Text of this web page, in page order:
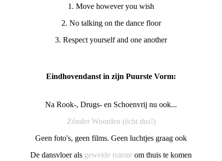
1. Move however you wish
2. No talking on the dance floor
3. Respect yourself and one another
Eindhovendanst in zijn Puurste Vorm:
Na Rook-, Drugs- en Schoenvrij nu ook...
Zónder Woorden (écht dus!)
Geen foto's, geen films. Geen luchtjes graag ook
De dansvloer als geweide ruimte om thuis te komen